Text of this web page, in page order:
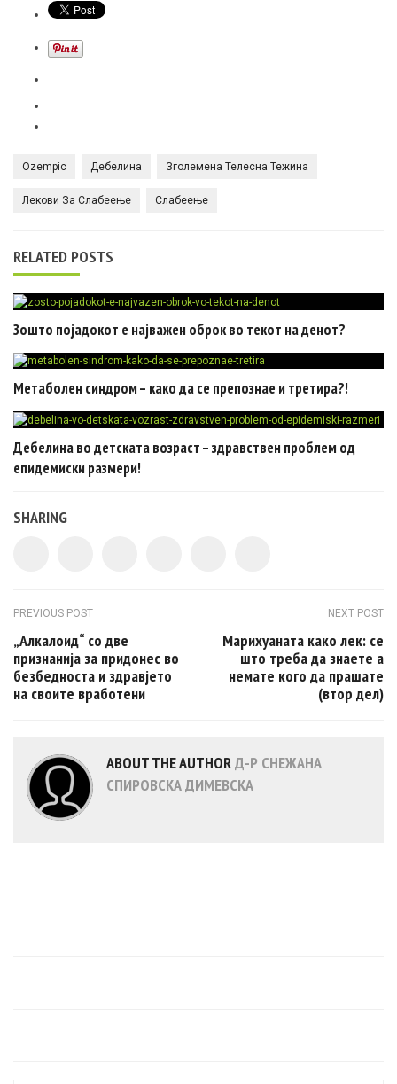
Ozempic Дебелина Зголемена Телесна Тежина
Лекови За Слабеење Слабеење
RELATED POSTS
Зошто појадокот е најважен оброк во текот на денот?
Метаболен синдром – како да се препознае и третира?!
Дебелина во детската возраст – здравствен проблем од
епидемиски размери!
SHARING
Post navigation
PREVIOUS POST
„Алкалоид“ со две
признанија за придонес во
безбедноста и здравјето
на своите вработени
NEXT POST
Марихуаната како лек: се
што треба да знаете а
немате кого да прашате
(втор дел)
ABOUT THE AUTHORД-Р СНЕЖАНА
СПИРОВСКА ДИМЕВСКА